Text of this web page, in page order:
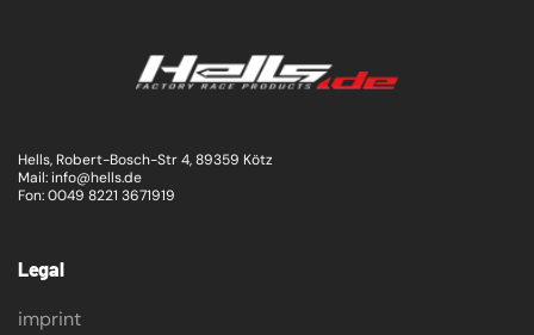
Hells, Robert-Bosch-Str 4, 89359 Kötz
Mail: info@hells.de
Fon: 0049 8221 3671919
Legal
imprint